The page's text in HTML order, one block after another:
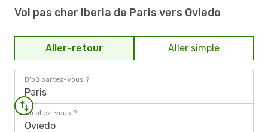
Vol pas cher Iberia de Paris vers Oviedo
Aller-retour Aller simple
D'où partez-vous ?
Paris
Où allez-vous ?
Oviedo